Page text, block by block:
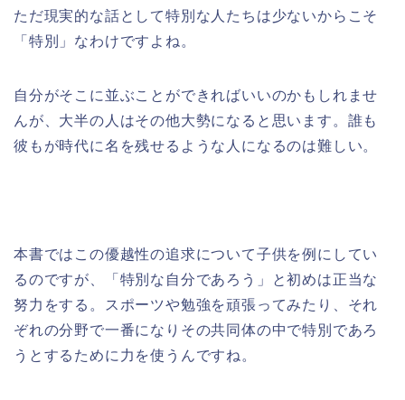
ただ現実的な話として特別な人たちは少ないからこそ
「特別」なわけですよね。
自分がそこに並ぶことができればいいのかもしれませ
んが、大半の人はその他大勢になると思います。誰も
彼もが時代に名を残せるような人になるのは難しい。
本書ではこの優越性の追求について子供を例にしてい
るのですが、「特別な自分であろう」と初めは正当な
努力をする。スポーツや勉強を頑張ってみたり、それ
ぞれの分野で一番になりその共同体の中で特別であろ
うとするために力を使うんですね。